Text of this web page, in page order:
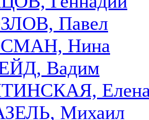
Павел
Нина
Вадим
Михаил